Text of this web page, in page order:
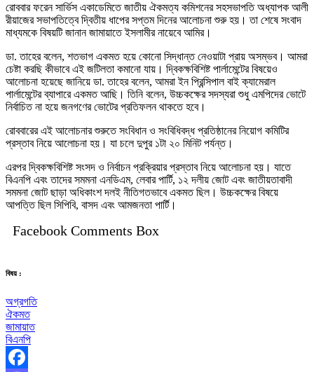
রোববার ফরেন সার্ভিস একাডেমিতে জাতীয় ঐকমত্য কমিশনের সহসভাপতি অধ্যাপক আলী
রীয়াজের সভাপতিত্বে দ্বিতীয় ধাপের সপ্তম দিনের আলোচনা শুরু হয়। তা শেষে সংবাদ
মাধ্যমকে বিষয়টি জানান জামায়াতে ইসলামীর নায়েবে আমির।
ডা. তাহের বলেন, শতভাগ একমত হয়ে কোনো সিদ্ধান্ত নেওয়াটা প্রায় অসম্ভব। আমরা
চেষ্টা করছি কীভাবে এই জটিলতা কমানো যায়। দ্বিকক্ষবিশিষ্ট পার্লামেন্টের বিষয়েও
আলোচনা হয়েছে জানিয়ে ডা. তাহের বলেন, আমরা ইন প্রিন্সিপাল বাই ক্যামেরাল
পার্লামেন্টের ব্যাপারে একমত আছি। তিনি বলেন, উচ্চকক্ষের সদস্যরা শুধু এমপিদের ভোটে
নির্বাচিত না হয়ে জনগণের ভোটের প্রতিফলন থাকতে হবে।
রোববারের এই আলোচনার শুরুতে সংবিধান ও সংবিধিবদ্ধ প্রতিষ্ঠানের নিয়োগ কমিটির
প্রস্তাব নিয়ে আলোচনা হয়। যা চলে দুপুর ১টা ২০ মিনিট পর্যন্ত।
এরপর দ্বিকক্ষবিশিষ্ট সংসদ ও নির্বাচন প্রক্রিয়ার প্রস্তাব নিয়ে আলোচনা হয়। যাতে
বিএনপি এবং তাদের সমমনা এনডিএম, লেবার পার্টি, ১২ দলীয় জোট এবং জাতীয়তাবাদী
সমমনা জোট ছাড়া অধিকাংশ দলই নীতিগতভাবে একমত ছিল। উচ্চকক্ষের বিষয়ে
আপত্তি ছিল সিপিবি, বাসদ এবং আমজনতা পার্টি।
Facebook Comments Box
বিষয় :
অগ্রগতি
ঐকমত
জামায়াত
বিএনপি